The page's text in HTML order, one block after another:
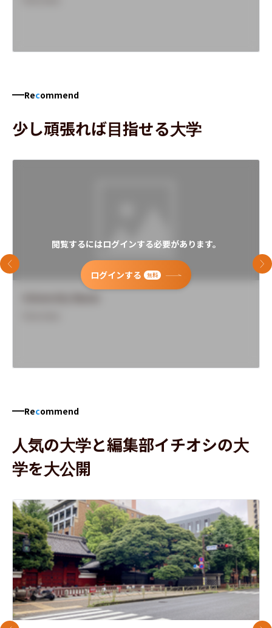
Recommend
少し頑張れば目指せる大学
閲覧するにはログインする必要があります。
ログインする 無料
前のスライド 次
Recommend
人気の大学と編集部イチオシの大
学を大公開